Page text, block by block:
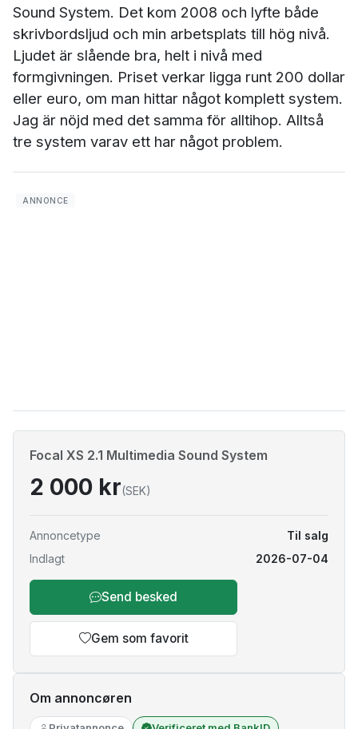
Sound System. Det kom 2008 och lyfte både
skrivbordsljud och min arbetsplats till hög nivå.
Ljudet är slående bra, helt i nivå med
formgivningen. Priset verkar ligga runt 200 dollar
eller euro, om man hittar något komplett system.
Jag är nöjd med det samma för alltihop. Alltså
tre system varav ett har något problem.
Focal XS 2.1 Multimedia Sound System
2 000 kr(SEK)
Annoncetype
Til salg
Indlagt
2026-07-04
Send besked
Gem som favorit
Om annoncøren